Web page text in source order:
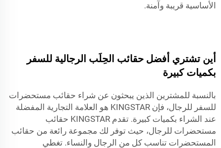
الأساسية قريبة وآمنة.
أين تشتري أفضل حقائب الحِلَب الرجالية للسفر
بكميات كبيرة
بالنسبة للمشترين الذين يبحثون عن شراء حقائب مستحضرات
للسفر للرجال، فإن KINGSTAR هو العلامة التجارية المفضلة
عند الشراء بكميات كبيرة. تقدم KINGSTAR حقائب
مستحضرات للرجال، حيث توفر لك مجموعة رائعة من حقائب
المستحضرات تناسب كل من الرجال والنساء. تغطي